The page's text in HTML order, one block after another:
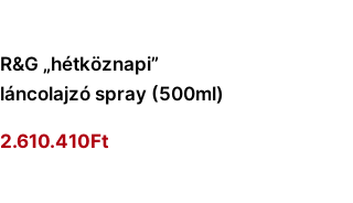
R&G „hétköznapi”
láncolajzó spray (500ml)
2.610.410Ft